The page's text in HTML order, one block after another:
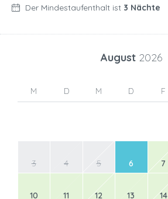
Der Mindestaufenthalt ist 3 Nächte
August 2026
M D M D F
3 4 5 6 7
10 11 12 13 14